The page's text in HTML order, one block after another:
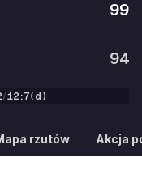
99
94
/12:7(d)
rzutów Akcja